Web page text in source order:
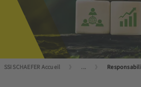
SSI SCHAEFER Accueil ...